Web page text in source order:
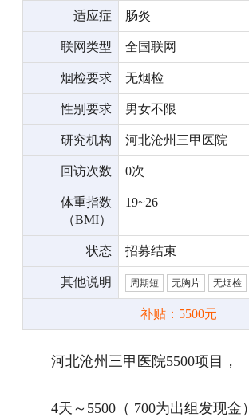
适应症 肠炎
联网类型 全国联网
烟检要求 无烟检
性别要求 男女不限
研究机构 河北沧州三甲医院
回访次数 0次
体重指数
（BMI）
19~26
状态 招募结束
其他说明 周期短 无胸片 无烟检
补贴：5500元
河北沧州三甲医院5500项目，
4天～5500（ 700为出组发现金）